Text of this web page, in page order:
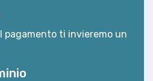
pagamento ti invieremo un